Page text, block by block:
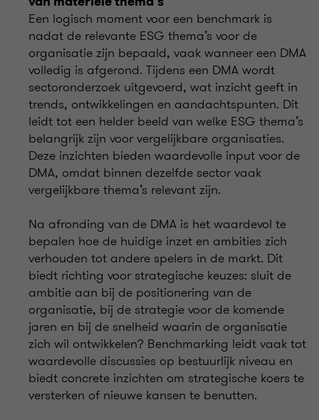
Een logisch moment voor een benchmark is
nadat de relevante ESG thema’s voor de
organisatie zijn bepaald, vaak wanneer een DMA
volledig is afgerond. Tijdens een DMA wordt
sectoronderzoek uitgevoerd, wat inzicht geeft in
trends, ontwikkelingen en aandachtspunten. Dit
leidt tot een helder beeld van welke ESG thema’s
belangrijk zijn voor vergelijkbare organisaties.
Deze inzichten bieden waardevolle input voor de
DMA, omdat binnen dezelfde sector vaak
vergelijkbare thema’s relevant zijn.
Na afronding van de DMA is het waardevol te
bepalen hoe de huidige inzet en ambities zich
verhouden tot andere spelers in de markt. Dit
biedt richting voor strategische keuzes: sluit de
ambitie aan bij de positionering van de
organisatie, bij de strategie voor de komende
jaren en bij de snelheid waarin de organisatie
zich wil ontwikkelen? Benchmarking leidt vaak tot
waardevolle discussies op bestuurlijk niveau en
biedt concrete inzichten om strategische koers te
versterken of nieuwe kansen te benutten.